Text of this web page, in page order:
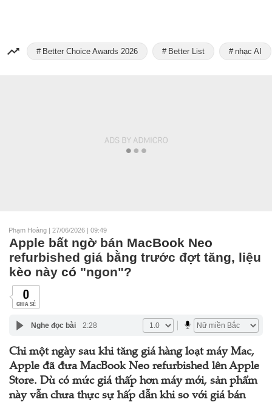
Better Choice Awards 2026 Better List nhạc AI
Phạm Hoàng | 27/06/2026 | 09:49
Apple bất ngờ bán MacBook Neo
refurbished giá bằng trước đợt tăng, liệu
kèo này có "ngon"?
0
CHIA SẺ
Nghe đọc bài 2:28
Chỉ một ngày sau khi tăng giá hàng loạt máy Mac,
Apple đã đưa MacBook Neo refurbished lên Apple
Store. Dù có mức giá thấp hơn máy mới, sản phẩm
này vẫn chưa thực sự hấp dẫn khi so với giá bán